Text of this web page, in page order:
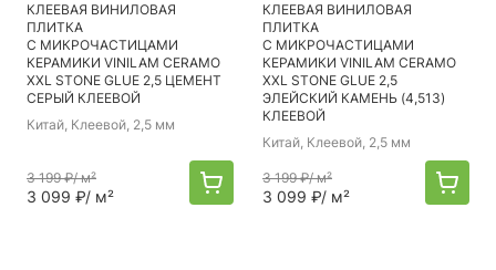
КЛЕЕВАЯ ВИНИЛОВАЯ
ПЛИТКА
С МИКРОЧАСТИЦАМИ
КЕРАМИКИ VINILAM CERAMO
XXL STONE GLUE 2,5 ЦЕМЕНТ
СЕРЫЙ КЛЕЕВОЙ
Китай, Клеевой, 2,5 мм
3 199 ₽/ м²
3 099 ₽/ м²
КЛЕЕВАЯ ВИНИЛОВАЯ
ПЛИТКА
С МИКРОЧАСТИЦАМИ
КЕРАМИКИ VINILAM CERAMO
XXL STONE GLUE 2,5
ЭЛЕЙСКИЙ КАМЕНЬ (4,513)
КЛЕЕВОЙ
Китай, Клеевой, 2,5 мм
3 199 ₽/ м²
3 099 ₽/ м²